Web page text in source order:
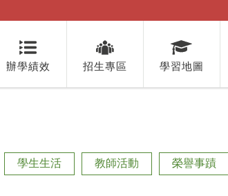
辦學績效 招生專區 學習地圖
學生生活 教師活動 榮譽事蹟